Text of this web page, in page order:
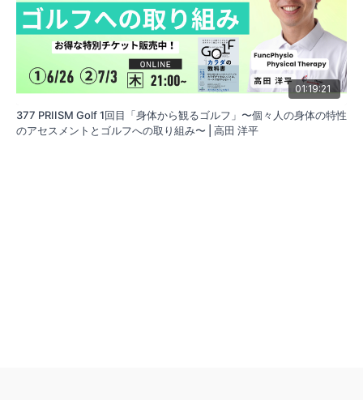
01:19:21
377 PRIISM Golf 1回目「身体から観るゴルフ」〜個々人の身体の特性
のアセスメントとゴルフへの取り組み〜 | 高田 洋平